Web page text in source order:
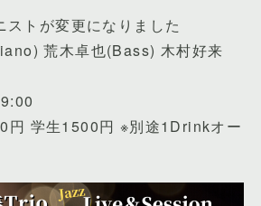
トが変更になりました
荒木卓也(Bass) 木村好来
円 学生1500円 ※別途1Drinkオー